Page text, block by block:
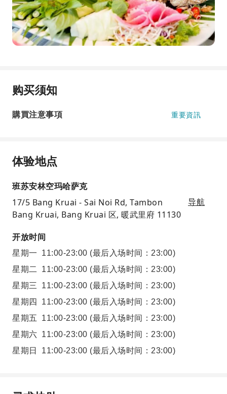
购买须知
購買注意事項 重要資訊
体验地点
班苏安林空玛哈萨克
17/5 Bang Kruai - Sai Noi Rd, Tambon
Bang Kruai, Bang Kruai 区, 暖武里府 11130
导航
开放时间
星期一 11:00-23:00 (最后入场时间：23:00)
星期二
11:00-23:00 (最后入场时间：23:00)
星期三
11:00-23:00 (最后入场时间：23:00)
星期四
11:00-23:00 (最后入场时间：23:00)
星期五
11:00-23:00 (最后入场时间：23:00)
星期六 11:00-23:00 (最后入场时间：23:00)
星期日
11:00-23:00 (最后入场时间：23:00)